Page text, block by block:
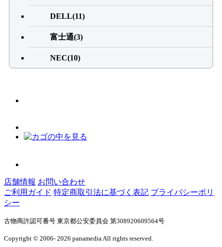
DELL(11)
富士通(3)
NEC(10)
店舗情報 お問い合わせ
ご利用ガイド 特定商取引法に基づく表記 プライバシーポリ
シー
古物商許認可番号 東京都公安委員会 第308920609564号
Copyright © 2006- 2026 panamedia All rights reserved.